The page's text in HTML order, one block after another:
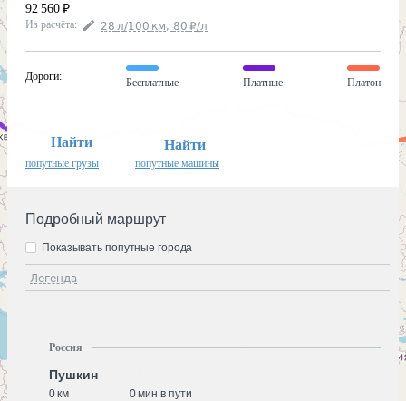
92 560 ₽
Из расчёта: 28 л/100 км, 80 ₽/л
Дороги:
Бесплатные Платные Платон
Найти
попутные грузы
Найти
попутные машины
Подробный маршрут
Легенда
Показывать попутные города
Россия
Пушкин
0 км
0 мин в пути